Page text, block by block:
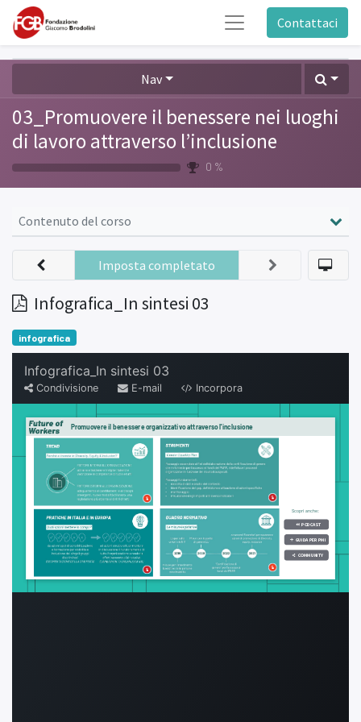
Contattaci
Nav
03_Promuovere il benessere nei luoghi
di lavoro attraverso l’inclusione
0 %
Contenuto del corso
Infografica_In sintesi 03
Imposta completato
infografica